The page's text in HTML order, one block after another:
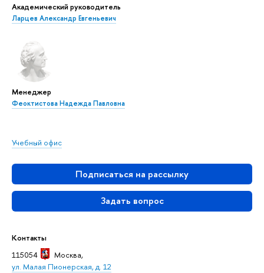
Академический руководитель
Ларцев Александр Евгеньевич
Менеджер
Феоктистова Надежда Павловна
Учебный офис
Подписаться на рассылку
Задать вопрос
Контакты
115054
Москва,
ул. Малая Пионерская, д. 12